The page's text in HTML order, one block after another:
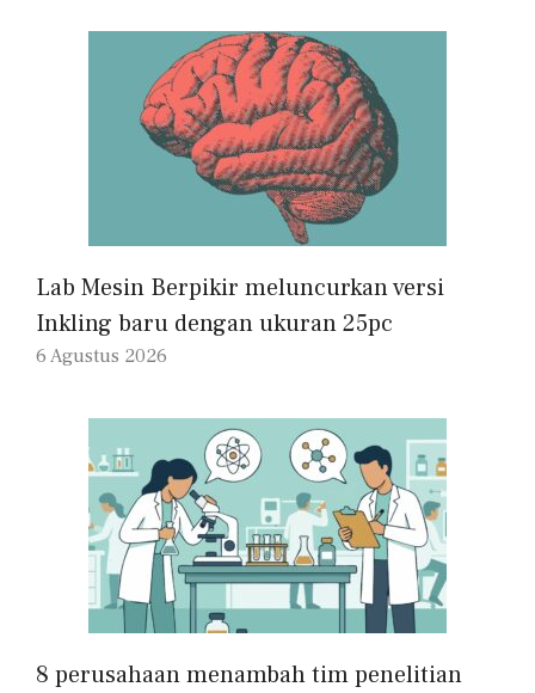
Lab Mesin Berpikir meluncurkan versi
Inkling baru dengan ukuran 25pc
6 Agustus 2026
8 perusahaan menambah tim penelitian